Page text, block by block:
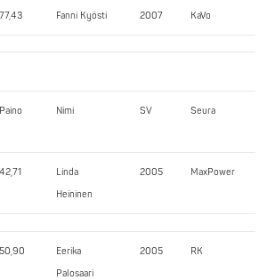
77,43 Fanni Kyösti 2007 KaVo
Paino Nimi SV Seura
42,71
Linda
Heininen
2005 MaxPower
50,90
Eerika
Palosaari
2005 RK